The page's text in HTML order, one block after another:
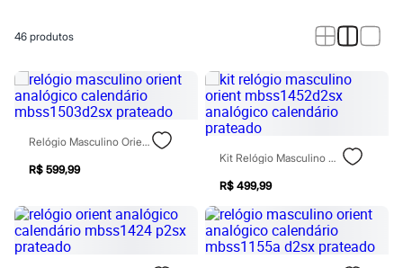
Jeans
Saias
Shorts e Bermudas
Vestidos
Acessórios
Bolsas
Bonés e Chapéus
Bijoux
Relógios
Calçados
Botas
46 produtos
Relógio Masculino Orient Analógico Calendário Mbss1503d2sx Prateado
R$ 599,99
Kit Relógio Masculino Orient Mbss1452d2sx Analógico Calendário Prateado
R$ 499,99